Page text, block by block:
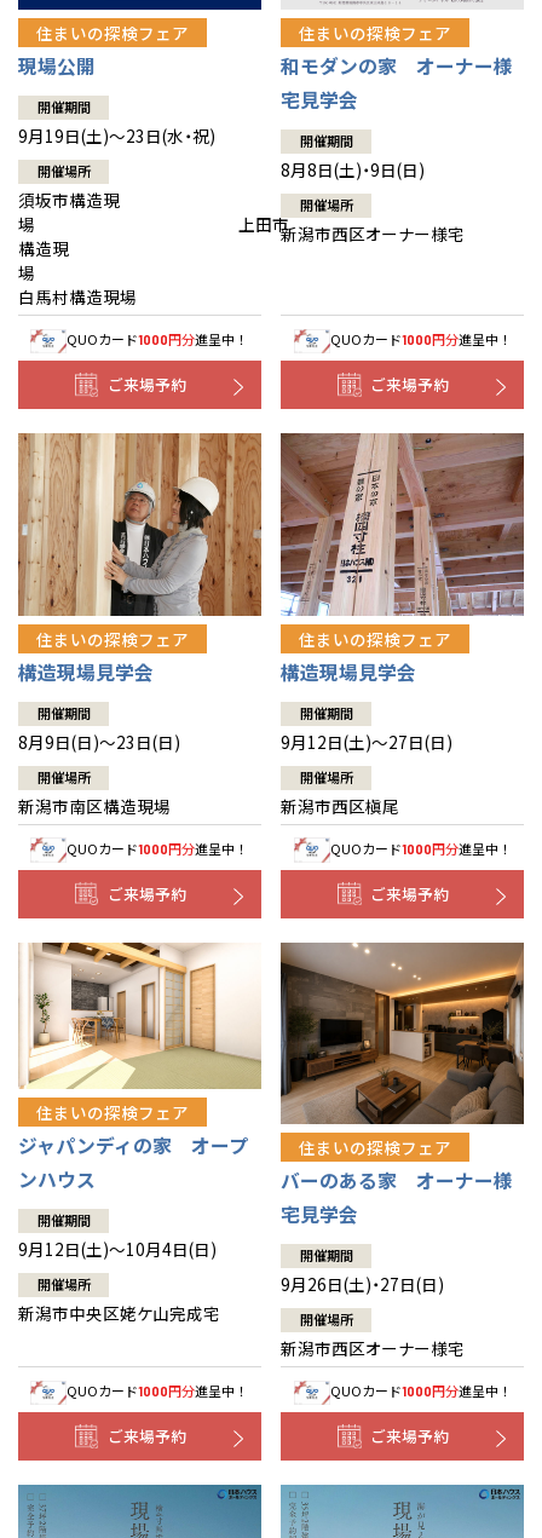
住まいの探検フェア
現場公開
開催期間
9月19日(土)～23日(水・祝)
開催場所
須坂市構造現
場 上田市
構造現
場
白馬村構造現場
QUOカード1000円分進呈中！
ご来場予約
住まいの探検フェア
和モダンの家 オーナー様
宅見学会
開催期間
8月8日(土)・9日(日)
開催場所
新潟市西区オーナー様宅
QUOカード1000円分進呈中！
ご来場予約
住まいの探検フェア
構造現場見学会
開催期間
8月9日(日)～23日(日)
開催場所
新潟市南区構造現場
QUOカード1000円分進呈中！
ご来場予約
住まいの探検フェア
構造現場見学会
開催期間
9月12日(土)～27日(日)
開催場所
新潟市西区槇尾
QUOカード1000円分進呈中！
ご来場予約
住まいの探検フェア
ジャパンディの家 オープ
ンハウス
開催期間
9月12日(土)～10月4日(日)
開催場所
新潟市中央区姥ケ山完成宅
QUOカード1000円分進呈中！
ご来場予約
住まいの探検フェア
バーのある家 オーナー様
宅見学会
開催期間
9月26日(土)・27日(日)
開催場所
新潟市西区オーナー様宅
QUOカード1000円分進呈中！
ご来場予約